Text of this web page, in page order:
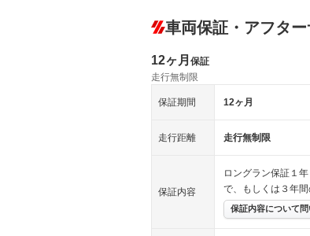
車両保証・アフター
12ヶ月 保証
走行無制限
保証期間 12ヶ月
走行距離 走行無制限
保証内容
ロングラン保証１
で、もしくは３年
保証内容について